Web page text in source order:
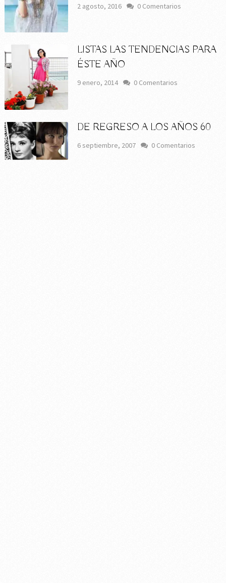
2 agosto, 2016 0 Comentarios
LISTAS LAS TENDENCIAS PARA
ÉSTE AÑO
9 enero, 2014 0 Comentarios
DE REGRESO A LOS AÑOS 60
6 septiembre, 2007 0 Comentarios